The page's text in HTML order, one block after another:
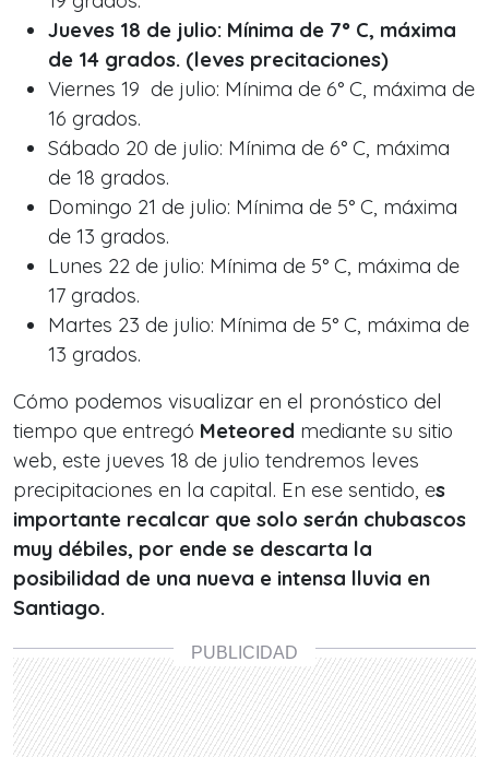
Jueves 18 de julio: Mínima de 7° C, máxima
de 14 grados. (leves precitaciones)
Viernes 19 de julio: Mínima de 6° C, máxima de
16 grados.
Sábado 20 de julio: Mínima de 6° C, máxima
de 18 grados.
Domingo 21 de julio: Mínima de 5° C, máxima
de 13 grados.
Lunes 22 de julio: Mínima de 5° C, máxima de
17 grados.
Martes 23 de julio: Mínima de 5° C, máxima de
13 grados.
Cómo podemos visualizar en el pronóstico del
tiempo que entregó Meteored mediante su sitio
web, este jueves 18 de julio tendremos leves
precipitaciones en la capital. En ese sentido, es
importante recalcar que solo serán chubascos
muy débiles, por ende se descarta la
posibilidad de una nueva e intensa lluvia en
Santiago.